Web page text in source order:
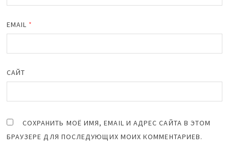
EMAIL *
САЙТ
СОХРАНИТЬ МОЁ ИМЯ, EMAIL И АДРЕС САЙТА В ЭТОМ
БРАУЗЕРЕ ДЛЯ ПОСЛЕДУЮЩИХ МОИХ КОММЕНТАРИЕВ.